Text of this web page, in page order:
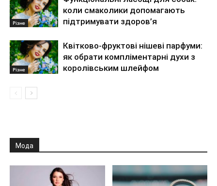
Різне
коли смаколики допомагають
підтримувати здоров’я
Різне
Квітково-фруктові нішеві парфуми:
як обрати компліментарні духи з
королівським шлейфом
Мода